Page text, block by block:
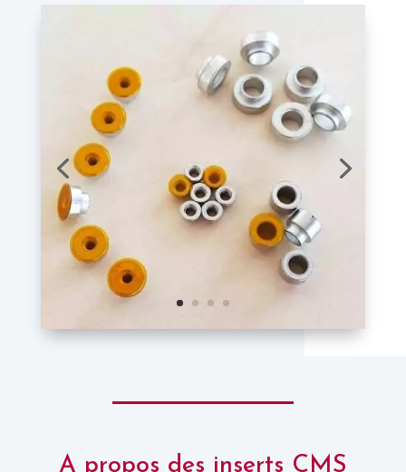
A propos des inserts CMS